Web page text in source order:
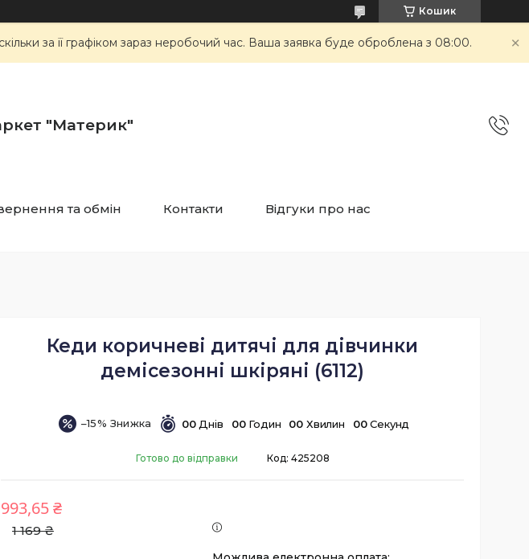
Кошик
за її графіком зараз неробочий час. Ваша заявка буде оброблена з 08:00.
"Материк"
та обмін Контакти Відгуки про нас
Кеди коричневі дитячі для дівчинки
демісезонні шкіряні (6112)
–15% 00 Днів 00 Годин 00 Хвилин 00 Секунд
Готово до відправки Код: 425208
1 169 ₴
993,65 ₴